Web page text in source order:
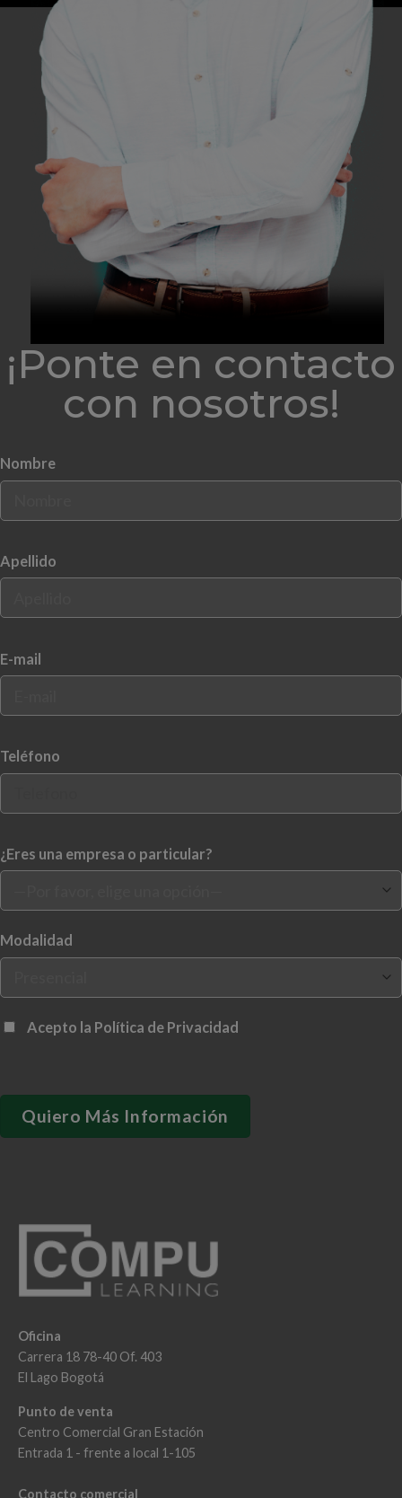
¡Ponte en contacto
con nosotros!
Nombre
Apellido
E-mail
Teléfono
¿Eres una empresa o particular?
Modalidad
Acepto la Política de Privacidad
Oficina
Carrera 18 78-40 Of. 403
El Lago Bogotá
Punto de venta
Centro Comercial Gran Estación
Entrada 1 - frente a local 1-105
Contacto comercial